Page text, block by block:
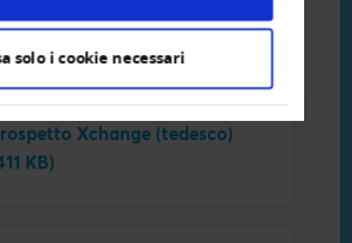
solo i cookie necessari
Xchange (tedesco)
KB)